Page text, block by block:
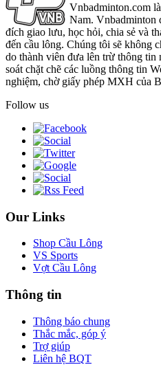
Vnbadminton.com
Nam. Vnbadminton
đích giao lưu, học hỏi, chia sẻ và
đến cầu lông. Chúng tôi sẽ không
do thành viên đưa lên trừ thông
soát chặt chẽ các luồng thông tin
nghiệm, chờ giấy phép MXH của
Follow us
Our Links
Shop Cầu Lông
VS Sports
Vợt Cầu Lông
Thông tin
Thông báo chung
Thắc mắc, góp ý
Trợ giúp
Liên hệ BQT